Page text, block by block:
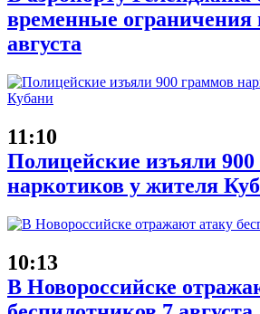
временные ограничения
августа
11:10
Полицейские изъяли
наркотиков у жителя
10:13
В Новороссийске